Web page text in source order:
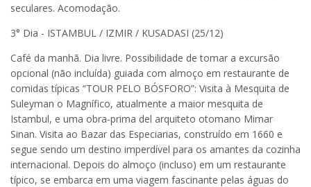
seculares. Acomodação.
3° Dia - ISTAMBUL / IZMIR / KUSADASI (25/12)
Café da manhã. Dia livre. Possibilidade de tomar a excursão
opcional (não incluída) guiada com almoço em restaurante de
comidas típicas “TOUR PELO BÓSFORO”: Visita à Mesquita de
Suleyman o Magnífico, atualmente a maior mesquita de
Istambul, e uma obra-prima del arquiteto otomano Mimar
Sinan. Visita ao Bazar das Especiarias, construído em 1660 e
segue sendo um destino imperdível para os amantes da cozinha
internacional. Depois do almoço (incluso) em um restaurante
típico, se embarca em uma viagem fascinante pelas águas do